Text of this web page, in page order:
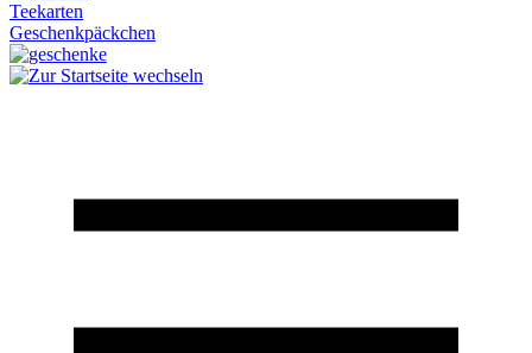
Teekarten
Geschenkpäckchen